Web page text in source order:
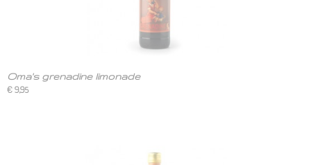
Oma's grenadine limonade
€ 9,95